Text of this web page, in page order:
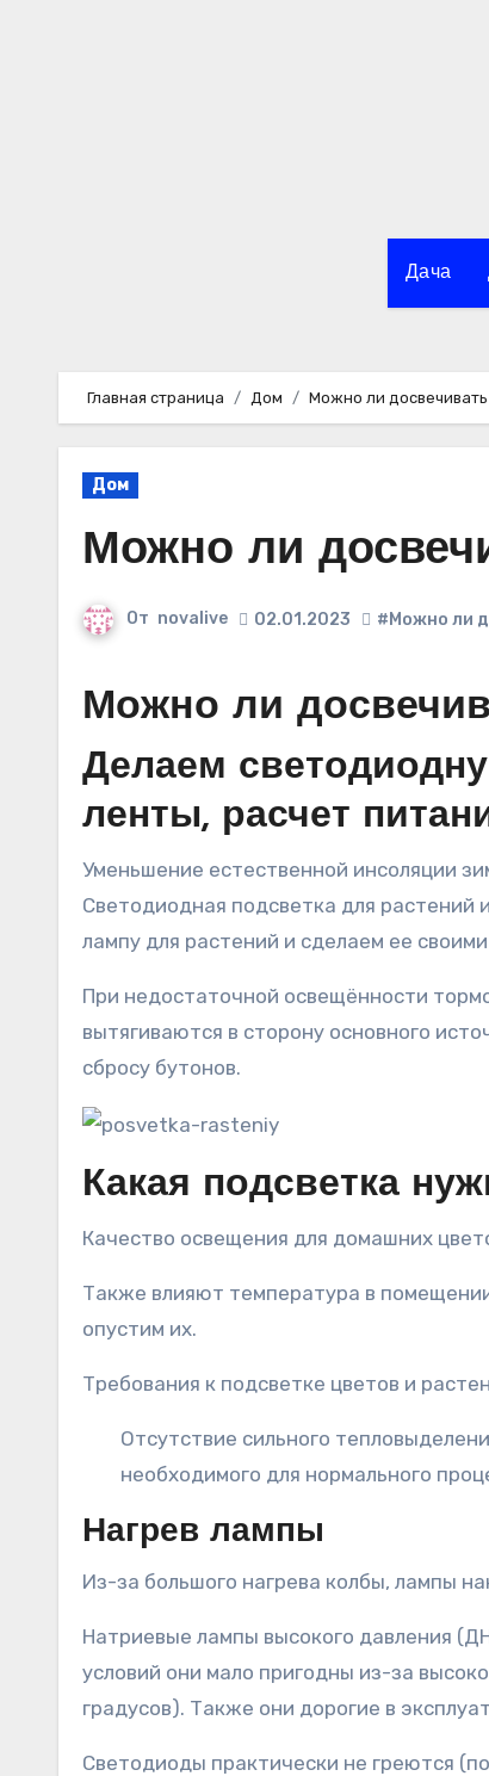
Дача
Главная страница Дом Можно ли
Дом
Можно ли
От novalive 02.01.2023 #Можно ли
Можно ли
Делаем
ленты, расчет
Уменьшение естественной инсоляции зимой приводит к световому голоданию комнатных растений и снижению интенсивности фотосинтеза.
Светодиодная подсветка для
лампу для растений и сделаем ее
При недостаточной освещённости
вытягиваются в сторону основного
сбросу бутонов.
Какая подсветка
Качество освещения для домашних
Также влияют температура в
опустим их.
Требования к подсветке цветов и
Отсутствие сильного
необходимого для нормального
Нагрев лампы
Из-за большого нагрева колбы, лампы
Натриевые лампы высокого давления
условий они мало пригодны из-за
градусов). Также они дорогие в
Светодиоды практически не греются